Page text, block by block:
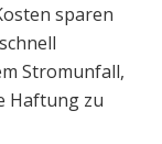
sparen
Stromunfall,
Haftung zu